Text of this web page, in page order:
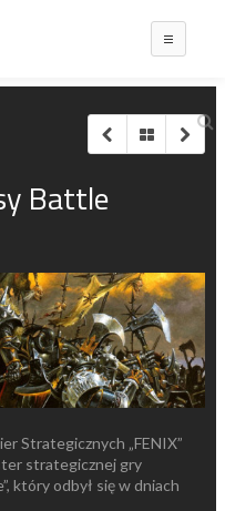
Battle
Strategicznych „FENIX”
strategicznej gry
który odbył się w dniach